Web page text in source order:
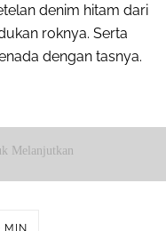
denim hitam dari
roknya. Serta
dengan tasnya.
Melanjutkan